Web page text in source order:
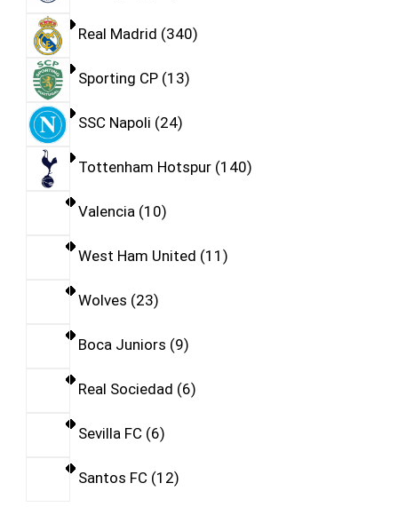
Real Madrid 340
Sporting CP 13
SSC Napoli 24
Tottenham Hotspur 140
Valencia 10
West Ham United 11
Wolves 23
Boca Juniors 9
Real Sociedad 6
Sevilla FC 6
Santos FC 12